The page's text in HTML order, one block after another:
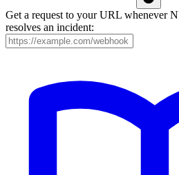
Get a request to your URL whenever
resolves an incident: